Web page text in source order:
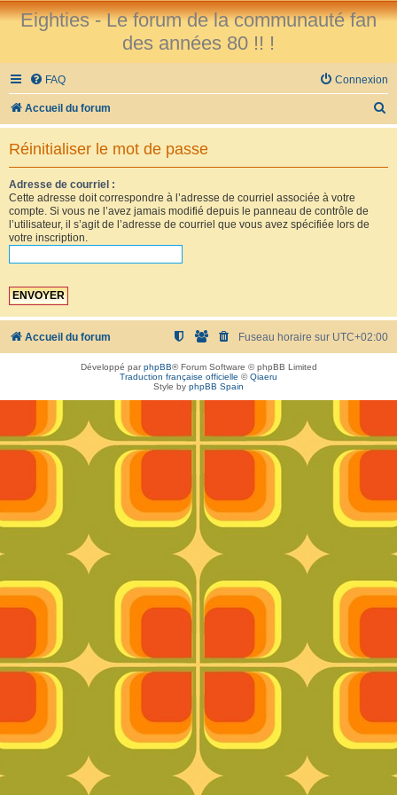
Eighties - Le forum de la communauté fan
des années 80 !! !
FAQ Connexion
Accueil du forum
e
r
Réinitialiser le mot de passe
Adresse de courriel :
Cette adresse doit correspondre à l’adresse de courriel associée à votre
compte. Si vous ne l’avez jamais modifié depuis le panneau de contrôle de
l’utilisateur, il s’agit de l’adresse de courriel que vous avez spécifiée lors de
votre inscription.
Accueil du forum Fuseau horaire sur UTC+02:00
Développé parphpBB® Forum Software © phpBB Limited
Traduction française officielle ©Qiaeru
Style by phpBB Spain